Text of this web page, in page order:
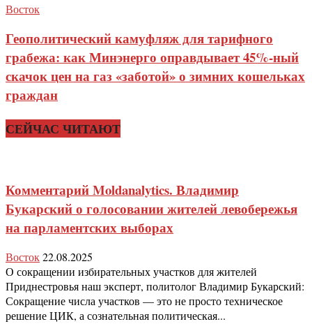
Восток
Геополитический камуфляж для тарифного
грабежа: как Минэнерго оправдывает 45%-ный
скачок цен на газ «заботой» о зимних кошельках
граждан
СЕЙЧАС ЧИТАЮТ
Комментарий Moldanalytics. Владимир
Букарский о голосовании жителей левобережья
на парламентских выборах
Восток22.08.2025
О сокращении избирательных участков для жителей
Приднестровья наш эксперт, политолог Владимир Букарский:
Сокращение числа участков — это не просто техническое
решение ЦИК, а сознательная политическая...